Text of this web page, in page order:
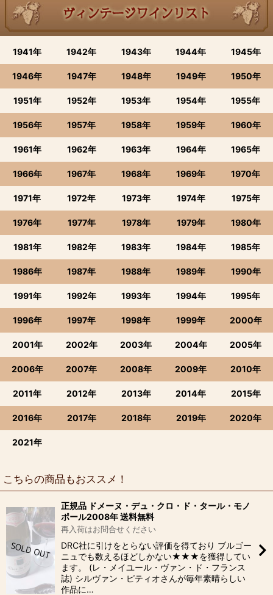
1941年 1942年 1943年 1944年 1945年
1946年 1947年 1948年 1949年 1950年
1951年 1952年 1953年 1954年 1955年
1956年 1957年 1958年 1959年 1960年
1961年 1962年 1963年 1964年 1965年
1966年 1967年 1968年 1969年 1970年
1971年 1972年 1973年 1974年 1975年
1976年 1977年 1978年 1979年 1980年
1981年 1982年 1983年 1984年 1985年
1986年 1987年 1988年 1989年 1990年
1991年 1992年 1993年 1994年 1995年
1996年 1997年 1998年 1999年 2000年
2001年 2002年 2003年 2004年 2005年
2006年 2007年 2008年 2009年 2010年
2011年 2012年 2013年 2014年 2015年
2016年 2017年 2018年 2019年 2020年
2021年
こちらの商品もおススメ！
正規品 ドメーヌ・デュ・クロ・ド・タール・モノ
ポール2008年 送料無料
再入荷はお問合せください
DRC社に引けをとらない評価を得ており ブルゴー
ニュでも数えるほどしかない★★★を獲得してい
ます。 (レ・メイユール・ヴァン・ド・フランス
誌) シルヴァン・ピティオさんが毎年素晴らしい
作品に…